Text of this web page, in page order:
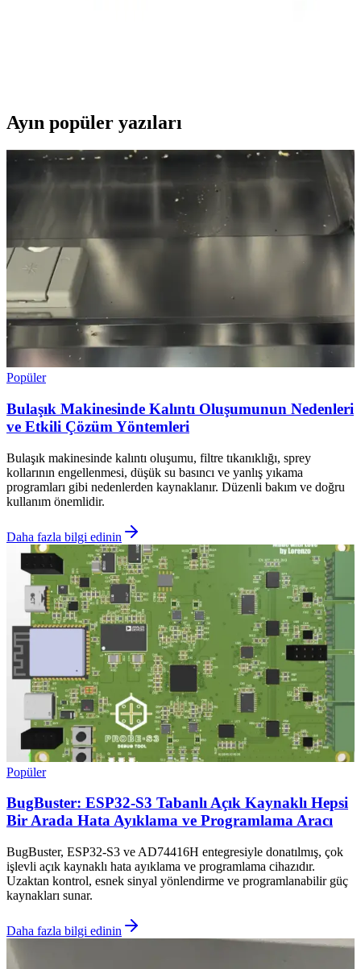
Ayın popüler yazıları
Popüler
Bulaşık Makinesinde Kalıntı Oluşumunun Nedenleri
ve Etkili Çözüm Yöntemleri
Bulaşık makinesinde kalıntı oluşumu, filtre tıkanıklığı, sprey
kollarının engellenmesi, düşük su basıncı ve yanlış yıkama
programları gibi nedenlerden kaynaklanır. Düzenli bakım ve doğru
kullanım önemlidir.
Daha fazla bilgi edinin
Popüler
BugBuster: ESP32-S3 Tabanlı Açık Kaynaklı Hepsi
Bir Arada Hata Ayıklama ve Programlama Aracı
BugBuster, ESP32-S3 ve AD74416H entegresiyle donatılmış, çok
işlevli açık kaynaklı hata ayıklama ve programlama cihazıdır.
Uzaktan kontrol, esnek sinyal yönlendirme ve programlanabilir güç
kaynakları sunar.
Daha fazla bilgi edinin